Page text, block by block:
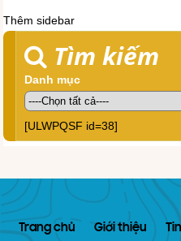
Thêm sidebar
Tìm kiếm
Danh mục
[ULWPQSF id=38]
Trang chủ Giới thiệu